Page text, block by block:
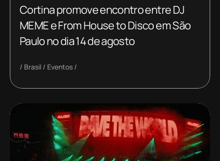
Cortina promove encontro entre DJ
MEME e From House to Disco em São
Paulo no dia 14 de agosto
Brasil Eventos